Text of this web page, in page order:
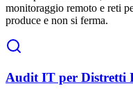
monitoraggio remoto e reti
produce e non si ferma.
Audit IT per Distretti